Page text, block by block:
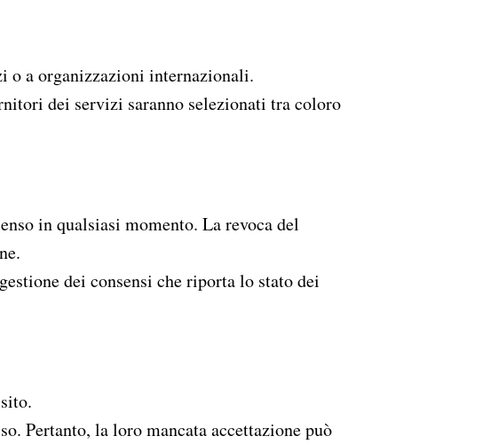
o a organizzazioni internazionali.
dei servizi saranno selezionati tra coloro
in qualsiasi momento. La revoca del
dei consensi che riporta lo stato dei
Pertanto, la loro mancata accettazione può